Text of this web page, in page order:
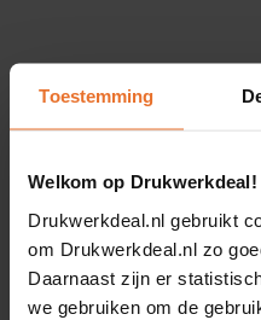
Toestemming
Welkom op
Drukwerkdeal.nl gebruikt
om Drukwerkdeal.nl zo
Daarnaast zijn er
we gebruiken om de